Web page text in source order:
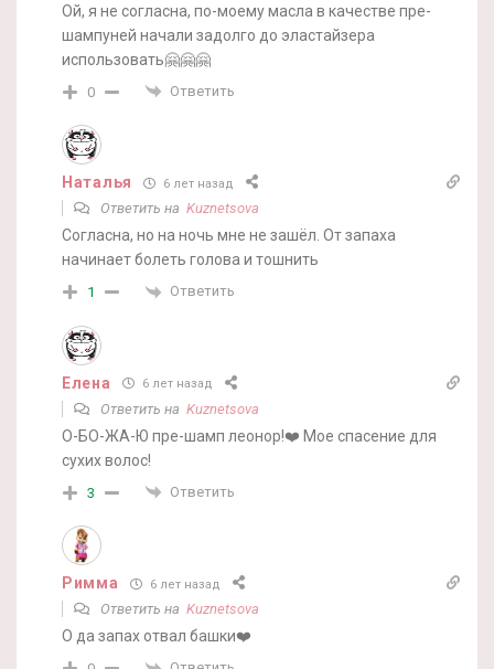
Ой, я не согласна, по-моему масла в качестве пре-
шампуней начали задолго до эластайзера
использовать🤗🤗🤗
0 Ответить
Наталья 6 лет назад
Ответить на Kuznetsova
Согласна, но на ночь мне не зашёл. От запаха
начинает болеть голова и тошнить
1 Ответить
Елена 6 лет назад
Ответить на Kuznetsova
О-БО-ЖА-Ю пре-шамп леонор!❤️ Мое спасение для
сухих волос!
3 Ответить
Римма 6 лет назад
Ответить на Kuznetsova
О да запах отвал башки❤️